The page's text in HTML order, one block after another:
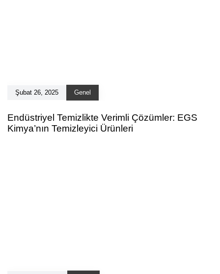
Şubat 26, 2025 Genel
Endüstriyel Temizlikte Verimli Çözümler: EGS
Kimya’nın Temizleyici Ürünleri